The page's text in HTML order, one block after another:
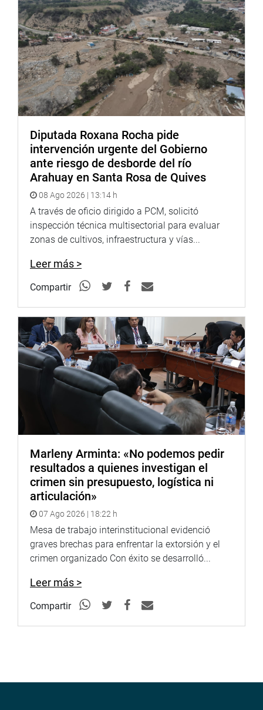
De igual manera, el dirigente rondero Mariano Mendoza
saludó el inicio de esta discusión y coincidió con
Fernández en que la propuesta debe ser discutida con las
bases ronderiles a nivel nacional.
Los representantes de las rondas campesinas de
Cajamarca expresaron su confianza en que este proyecto
de ley pueda ser presentado lo más pronto posible para
que ingrese al debate en comisiones y termine siendo
aprobado en la Tercera Legislatura que culmina en julio
de este año.
Finalmente, la congresista Mirtha Vásquez y los
dirigentes ronderiles acordaron sistematizar las
propuestas planteadas y concretar una próxima reunión
para discutir con otras bases esta iniciativa legislativa.
OFICINA DE COMUNICACIONES
Diputada Roxana Rocha pide
intervención urgente del Gobierno
ante riesgo de desborde del río
Arahuay en Santa Rosa de Quives
08 Ago 2026 | 13:14 h
A través de oficio dirigido a PCM, solicitó
inspección técnica multisectorial para evaluar
zonas de cultivos, infraestructura y vías...
Leer más >
Compartir
Marleny Arminta: «No podemos pedir
resultados a quienes investigan el
crimen sin presupuesto, logística ni
articulación»
07 Ago 2026 | 18:22 h
Mesa de trabajo interinstitucional evidenció
graves brechas para enfrentar la extorsión y el
crimen organizado Con éxito se desarrolló...
Leer más >
Compartir